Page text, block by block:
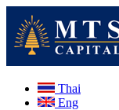
Thai
Eng